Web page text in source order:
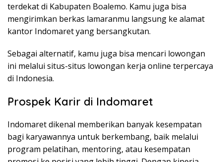
terdekat di Kabupaten Boalemo. Kamu juga bisa
mengirimkan berkas lamaranmu langsung ke alamat
kantor Indomaret yang bersangkutan.
Sebagai alternatif, kamu juga bisa mencari lowongan
ini melalui situs-situs lowongan kerja online terpercaya
di Indonesia.
Prospek Karir di Indomaret
Indomaret dikenal memberikan banyak kesempatan
bagi karyawannya untuk berkembang, baik melalui
program pelatihan, mentoring, atau kesempatan